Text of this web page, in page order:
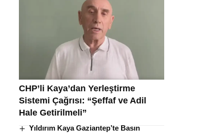
CHP’li Kaya’dan Yerleştirme
Sistemi Çağrısı: “Şeffaf ve Adil
Hale Getirilmeli”
Yıldırım Kaya Gaziantep’te Basın